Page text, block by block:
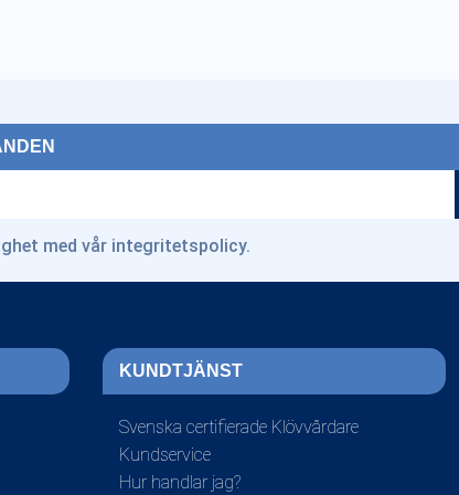
med vår integritetspolicy.
KUNDTJÄNST
Svenska certifierade Klövvårdare
Kundservice
Hur handlar jag?